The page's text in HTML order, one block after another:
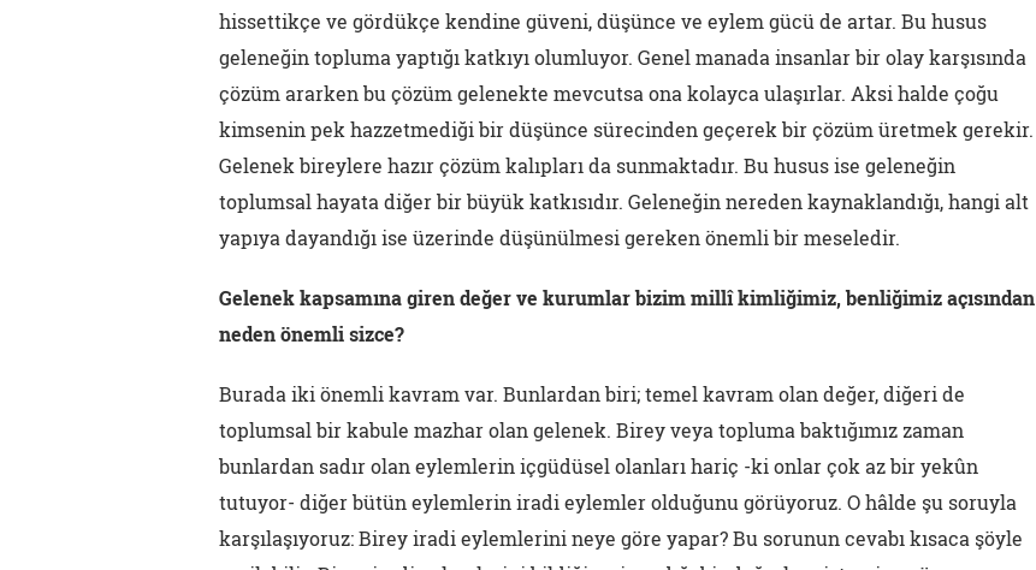
hissettikçe ve gördükçe kendine güveni, düşünce ve eylem gücü de artar. Bu husus
geleneğin topluma yaptığı katkıyı olumluyor. Genel manada insanlar bir olay karşısında
çözüm ararken bu çözüm gelenekte mevcutsa ona kolayca ulaşırlar. Aksi halde çoğu
kimsenin pek hazzetmediği bir düşünce sürecinden geçerek bir çözüm üretmek gerekir.
Gelenek bireylere hazır çözüm kalıpları da sunmaktadır. Bu husus ise geleneğin
toplumsal hayata diğer bir büyük katkısıdır. Geleneğin nereden kaynaklandığı, hangi alt
yapıya dayandığı ise üzerinde düşünülmesi gereken önemli bir meseledir.
Gelenek kapsamına giren değer ve kurumlar bizim millî kimliğimiz, benliğimiz açısından
neden önemli sizce?
Burada iki önemli kavram var. Bunlardan biri; temel kavram olan değer, diğeri de
toplumsal bir kabule mazhar olan gelenek. Birey veya topluma baktığımız zaman
bunlardan sadır olan eylemlerin içgüdüsel olanları hariç -ki onlar çok az bir yekûn
tutuyor- diğer bütün eylemlerin iradi eylemler olduğunu görüyoruz. O hâlde şu soruyla
karşılaşıyoruz: Birey iradi eylemlerini neye göre yapar? Bu sorunun cevabı kısaca şöyle